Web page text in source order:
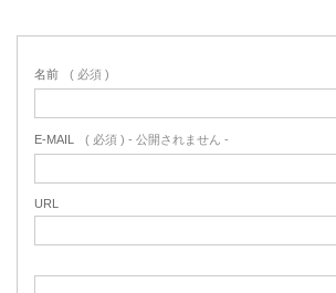
名前 ( 必須 )
E-MAIL ( 必須 ) - 公開されません -
URL